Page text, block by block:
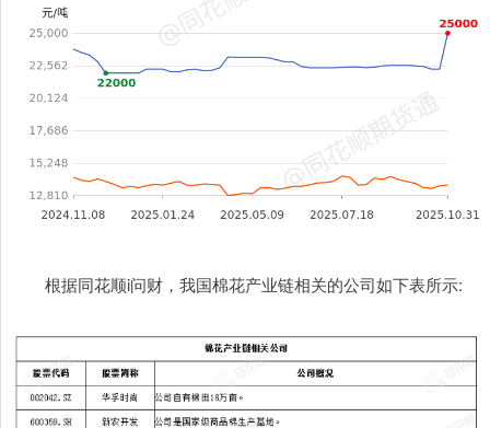
根据同花顺i问财，我国棉花产业链相关的公司如下表所示: